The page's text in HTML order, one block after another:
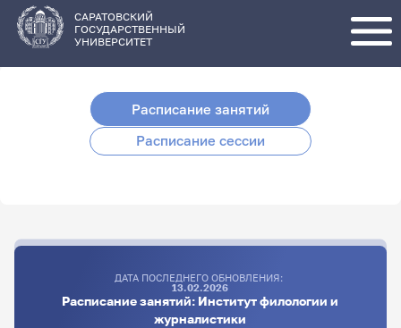
основному
содержанию
САРАТОВСКИЙ
ГОСУДАРСТВЕННЫЙ
УНИВЕРСИТЕТ
Расписание занятий
Расписание сессии
ДАТА ПОСЛЕДНЕГО ОБНОВЛЕНИЯ:
13.02.2026
Расписание занятий: Институт филологии и
журналистики